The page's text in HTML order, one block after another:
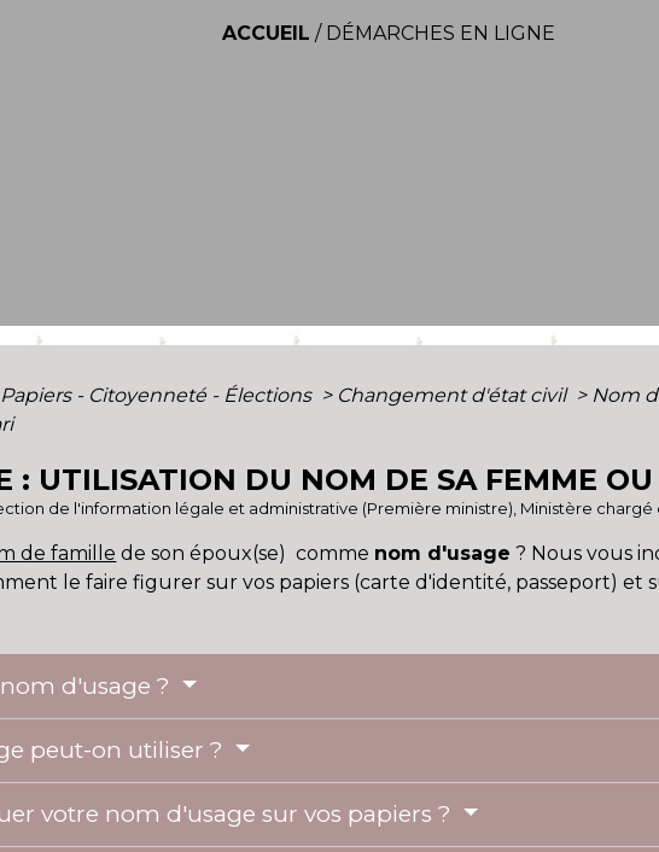
ACCUEIL / DÉMARCHES EN LIGNE
Papiers - Citoyenneté - Élections > Changement d'état civil > Nom
: UTILISATION DU NOM DE SA FEMME
de l'information légale et administrative (Première ministre), Ministère
de famille de son époux(se) comme nom d'usage ? Nous vous
le faire figurer sur vos papiers (carte d'identité, passeport) et
d'usage ?
peut-on utiliser ?
votre nom d'usage sur vos papiers ?